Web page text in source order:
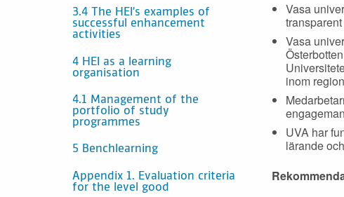
3.4 The HEI’s examples of
successful enhancement
activities
4 HEI as a learning
organisation
4.1 Management of the
portfolio of study
programmes
5 Benchlearning
Appendix 1. Evaluation criteria
for the level good
Vasa
Vasa
inom
UVA har
lärande